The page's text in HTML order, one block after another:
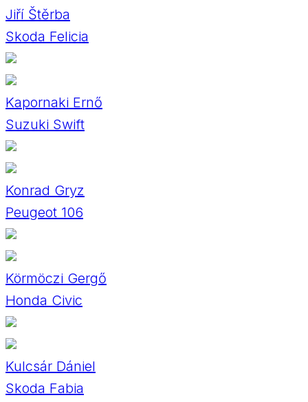
Jiří Štěrba
Skoda Felicia
Kapornaki Ernő
Suzuki Swift
Konrad Gryz
Peugeot 106
Körmöczi Gergő
Honda Civic
Kulcsár Dániel
Skoda Fabia